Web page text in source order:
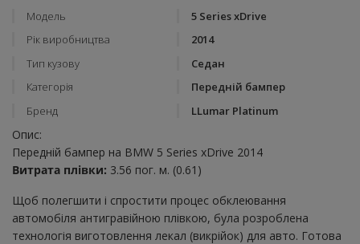
Модель
5 Series xDrive
Рік виробництва
2014
Тип кузову
Седан
Категорія
Передній бампер
Бренд
LLumar Platinum
Опис:
Передній бампер на BMW 5 Series xDrive 2014
Витрата плівки: 3.56 пог. м. (0.61)
Щоб полегшити і спростити процес обклеювання
автомобіля антигравійною плівкою, була розроблена
технологія виготовлення лекал (викрійок) для авто. Готова